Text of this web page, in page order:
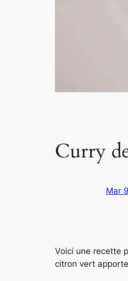
Curry
Mar
Voici une recette
citron vert